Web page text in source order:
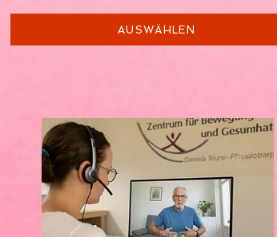
AUSWÄHLEN